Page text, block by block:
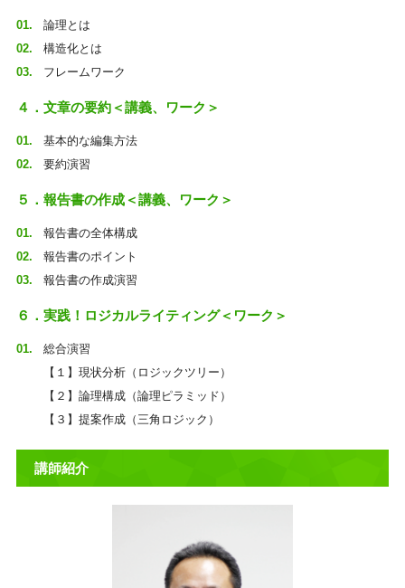
論理とは
構造化とは
フレームワーク
４．文章の要約＜講義、ワーク＞
基本的な編集方法
要約演習
５．報告書の作成＜講義、ワーク＞
報告書の全体構成
報告書のポイント
報告書の作成演習
６．実践！ロジカルライティング＜ワーク＞
総合演習
【１】現状分析（ロジックツリー）
【２】論理構成（論理ピラミッド）
【３】提案作成（三角ロジック）
講師紹介